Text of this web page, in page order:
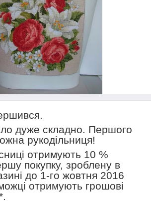
дуже складно. Першого
рукодільниця!
отримують 10 %
покупку, зроблену в
до 1-го жовтня 2016
отримують грошові